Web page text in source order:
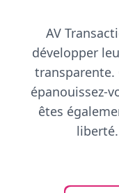
AV
développer
transparente.
épanouissez-
êtes